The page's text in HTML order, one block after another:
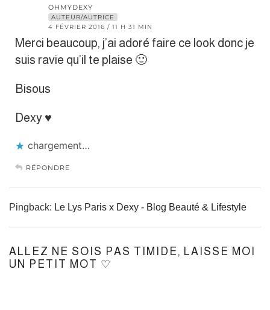
OHMYDEXY
AUTEUR/AUTRICE
4 FÉVRIER 2016 / 11 H 31 MIN
Merci beaucoup, j’ai adoré faire ce look donc je
suis ravie qu’il te plaise 🙂
Bisous
Dexy ♥
chargement…
RÉPONDRE
Pingback: Le Lys Paris x Dexy - Blog Beauté & Lifestyle
ALLEZ NE SOIS PAS TIMIDE, LAISSE MOI
UN PETIT MOT ♡